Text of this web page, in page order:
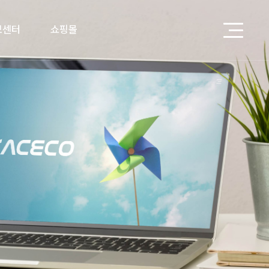
터 쇼핑몰